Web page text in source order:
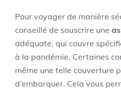
Pour voyager de manière
conseillé de souscrire une
adéquate, qui couvre
à la pandémie. Certaines
même une telle couverture
d’embarquer. Cela vous